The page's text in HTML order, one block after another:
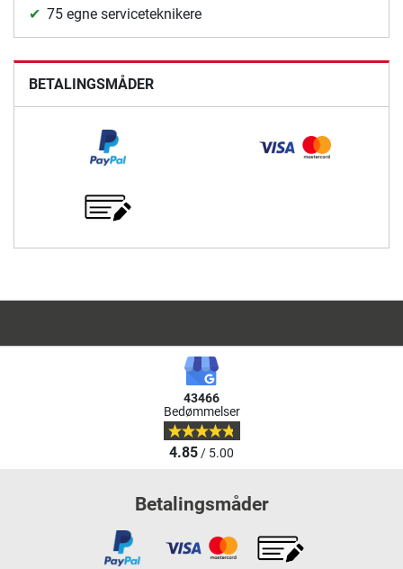
75 egne serviceteknikere
BETALINGSMÅDER
43466
Bedømmelser
4.85/ 5.00
Betalingsmåder